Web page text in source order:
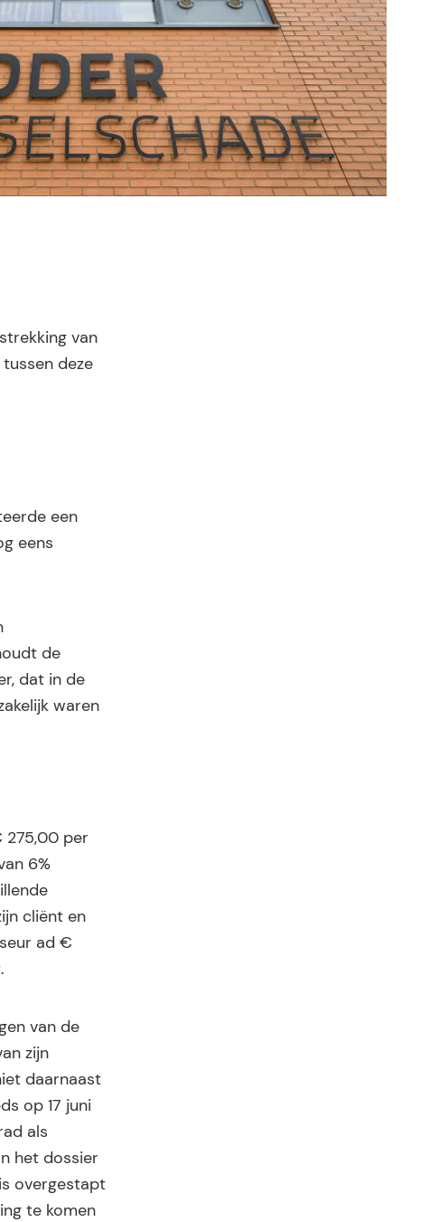
van
deze
een
eens
de
dat in de
waren
275,00 per
6%
cliënt en
ad €
van de
zijn
daarnaast
op 17 juni
als
het dossier
overgestapt
te komen